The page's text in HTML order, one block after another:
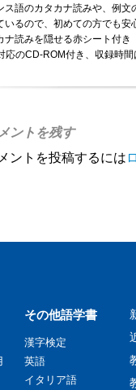
ス語のカタカナ読みや、例文
いるので、初めての方でも安
ナ読みを隠せる赤シート付き
応のCD-ROM付き、収録時
ントを残す
ントを投稿するには
その他語学書
漢字検定
英語
イタリア語